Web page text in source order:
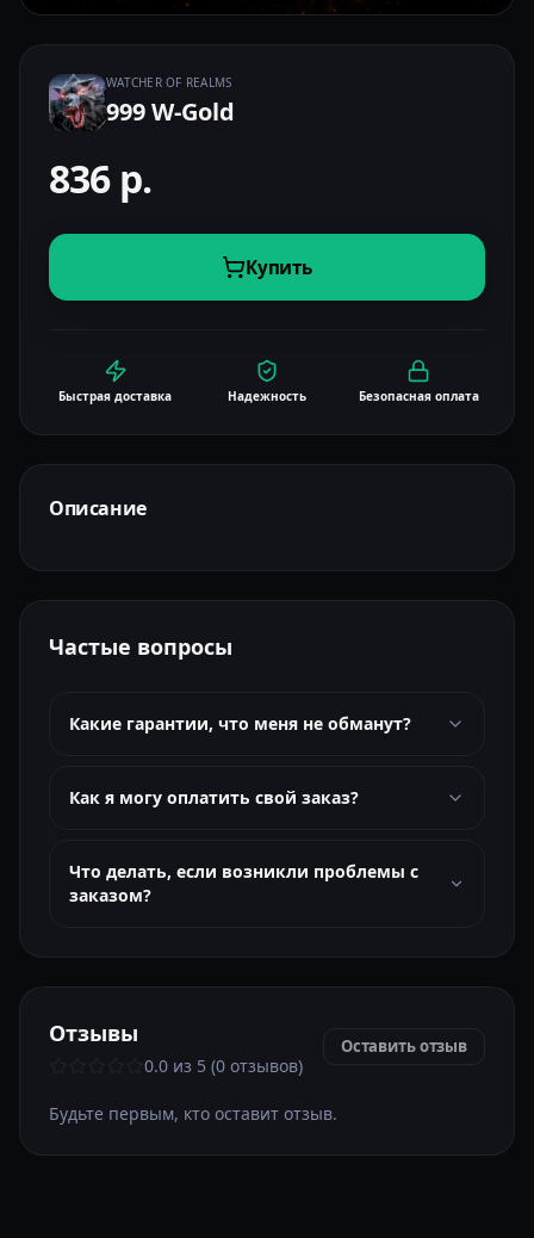
WATCHER OF REALMS
999 W-Gold
836 р.
Купить
Быстрая доставка Надежность Безопасная оплата
Описание
Частые вопросы
Какие гарантии, что меня не обманут?
Как я могу оплатить свой заказ?
Что делать, если возникли проблемы с
заказом?
Отзывы
0.0 из 5 (0 отзывов)
Оставить отзыв
Будьте первым, кто оставит отзыв.